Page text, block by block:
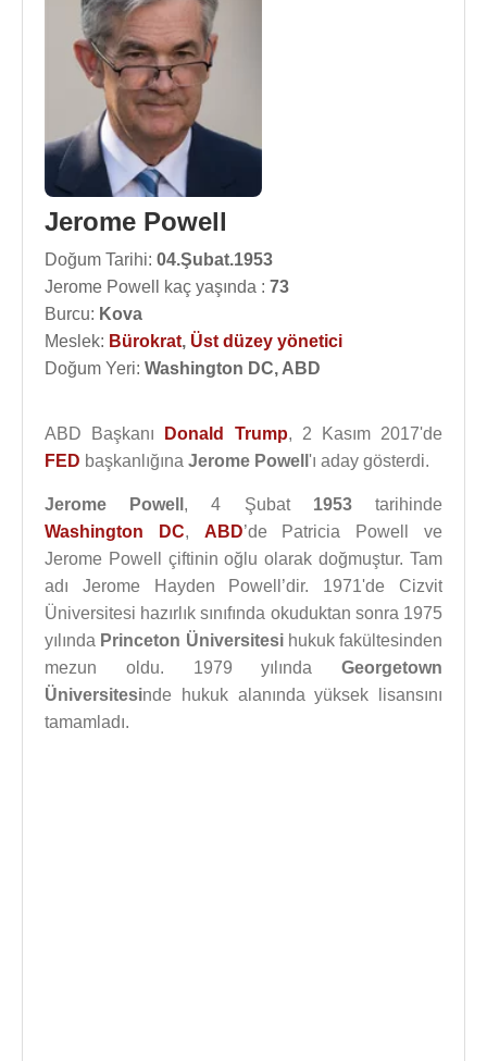
Jerome Powell
Doğum Tarihi: 04.Şubat.1953
Jerome Powell kaç yaşında : 73
Burcu: Kova
Meslek: Bürokrat, Üst düzey yönetici
Doğum Yeri: Washington DC, ABD
ABD Başkanı Donald Trump, 2 Kasım 2017'de
FED başkanlığına Jerome Powell 'ı aday gösterdi.
Jerome Powell , 4 Şubat 1953tarihinde
Washington DC, ABD’de Patricia Powell ve
Jerome Powell çiftinin oğlu olarak doğmuştur. Tam
adı Jerome Hayden Powell’dir. 1971'de Cizvit
Üniversitesi hazırlık sınıfında okuduktan sonra 1975
yılında Princeton Üniversitesihukuk fakültesinden
mezun oldu. 1979 yılında Georgetown
Üniversitesinde hukuk alanında yüksek lisansını
tamamladı.